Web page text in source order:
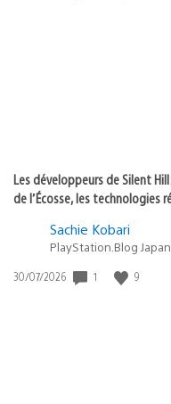
Les développeurs de Silent
de l’Écosse, les technologies
Sachie Kobari
PlayStation.Blog Japan
Date
30/07/2026 1 9